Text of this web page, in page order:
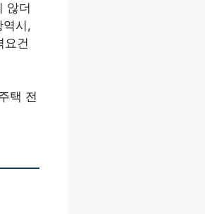
않더
역시,
요건
택 전